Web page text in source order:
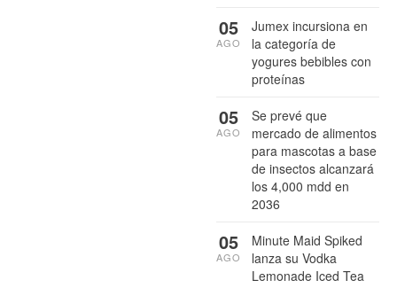
Jumex incursiona en
la categoría de
yogures bebibles con
proteínas
05
AGO
Se prevé que
mercado de alimentos
para mascotas a base
de insectos alcanzará
los 4,000 mdd en
2036
05
AGO
Minute Maid Spiked
lanza su Vodka
Lemonade Iced Tea
05
AGO